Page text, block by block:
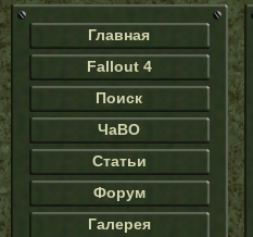
Главная
Fallout 4
Поиск
ЧаВО
Статьи
Форум
Галерея